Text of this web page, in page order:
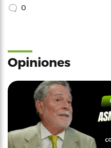
0
Opiniones